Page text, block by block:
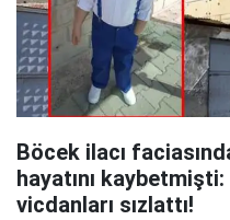
Böcek ilacı
hayatını
vicdanları sızlattı!